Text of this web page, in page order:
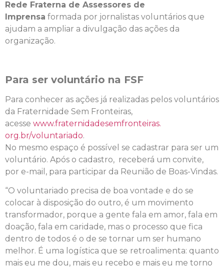
Rede Fraterna de Assessores de
Imprensa formada por jornalistas voluntários que
ajudam a ampliar a divulgação das ações da
organização.
Para ser voluntário na FSF
Para conhecer as ações já realizadas pelos voluntários
da Fraternidade Sem Fronteiras,
acesse www.fraternidadesemfronteiras.
org.br/voluntariado.
No mesmo espaço é possível se cadastrar para ser um
voluntário. Após o cadastro, receberá um convite,
por e-mail, para participar da Reunião de Boas-Vindas.
“O voluntariado precisa de boa vontade e do se
colocar à disposição do outro, é um movimento
transformador, porque a gente fala em amor, fala em
doação, fala em caridade, mas o processo que fica
dentro de todos é o de se tornar um ser humano
melhor. É uma logística que se retroalimenta: quanto
mais eu me dou, mais eu recebo e mais eu me torno